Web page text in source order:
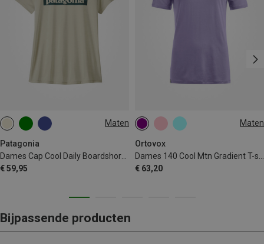
Maten
Patagonia
€ 59,95
XS M Maten
Ortovox
€ 63,20
XS M
Bijpassende producten